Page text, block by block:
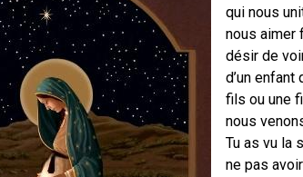
qui nous
nous aimer
désir de
d’un
fils ou une
nous
Tu as vu la
ne pas